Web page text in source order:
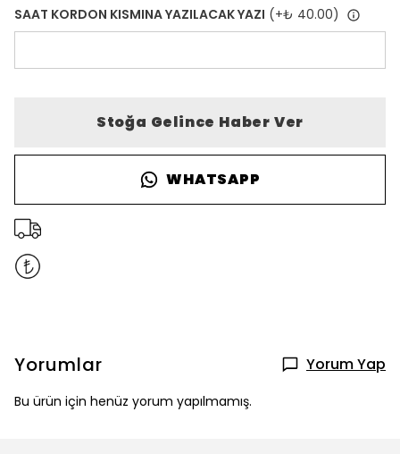
SAAT KORDON KISMINA YAZILACAK YAZI (+₺ 40.00)
Stoğa Gelince Haber Ver
WHATSAPP
Yorumlar Yorum Yap
Bu ürün için henüz yorum yapılmamış.